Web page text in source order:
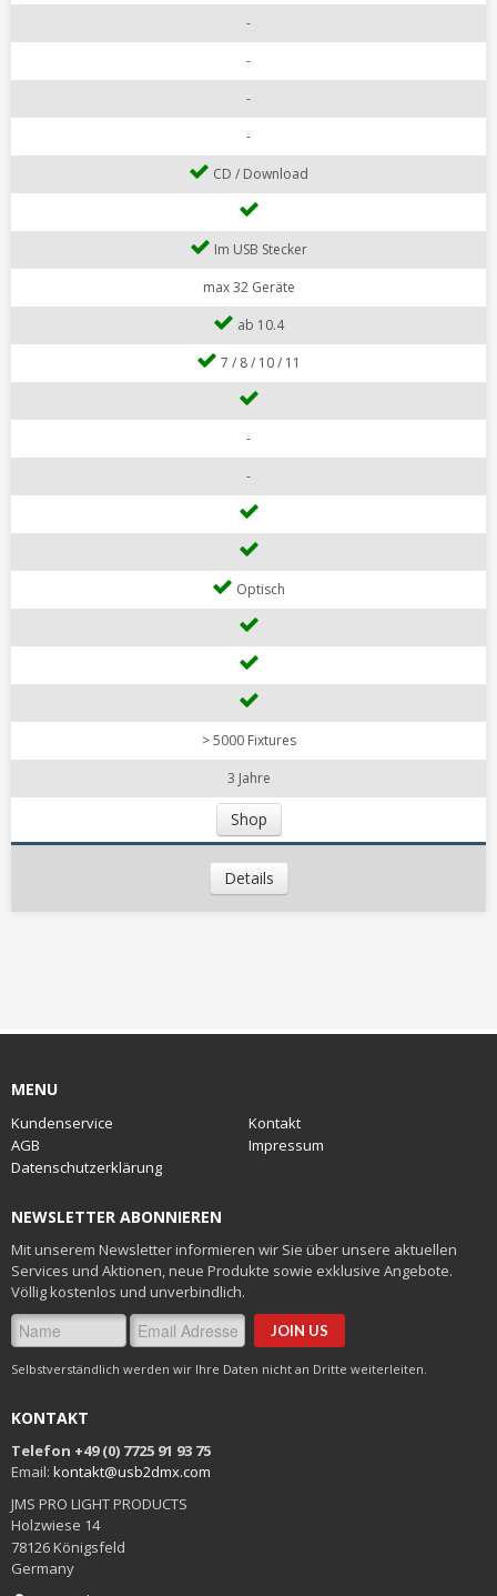
-
-
-
-
CD / Download
Im USB Stecker
max 32 Geräte
ab 10.4
7 / 8 / 10 / 11
-
-
Optisch
> 5000 Fixtures
3 Jahre
Shop
Details
MENU
Kundenservice
Kontakt
AGB
Impressum
Datenschutzerklärung
NEWSLETTER ABONNIEREN
Mit unserem Newsletter informieren wir Sie über unsere aktuellen
Services und Aktionen, neue Produkte sowie exklusive Angebote.
Völlig kostenlos und unverbindlich.
Selbstverständlich werden wir Ihre Daten nicht an Dritte weiterleiten.
KONTAKT
Telefon +49 (0) 7725 91 93 75
Email: kontakt@usb2dmx.com
JMS PRO LIGHT PRODUCTS
Holzwiese 14
78126 Königsfeld
Germany